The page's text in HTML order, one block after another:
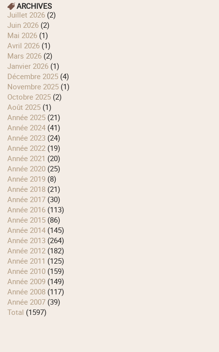
ARCHIVES
juillet 2026 (2)
juin 2026 (2)
mai 2026 (1)
avril 2026 (1)
mars 2026 (2)
janvier 2026 (1)
décembre 2025 (4)
novembre 2025 (1)
octobre 2025 (2)
août 2025 (1)
année 2025 (21)
année 2024 (41)
année 2023 (24)
année 2022 (19)
année 2021 (20)
année 2020 (25)
année 2019 (8)
année 2018 (21)
année 2017 (30)
année 2016 (113)
année 2015 (86)
année 2014 (145)
année 2013 (264)
année 2012 (182)
année 2011 (125)
année 2010 (159)
année 2009 (149)
année 2008 (117)
année 2007 (39)
total (1597)